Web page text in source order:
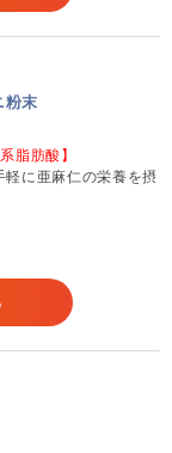
末
脂肪酸】
に亜麻仁の栄養を摂